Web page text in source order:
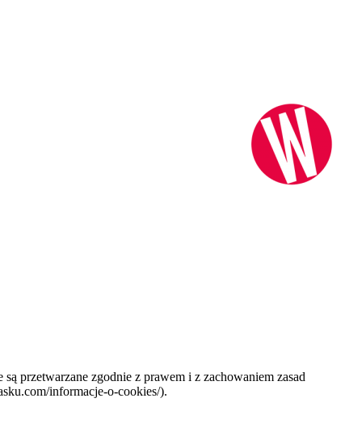
przetwarzane zgodnie z prawem i z zachowaniem zasad
informacje-o-cookies/).